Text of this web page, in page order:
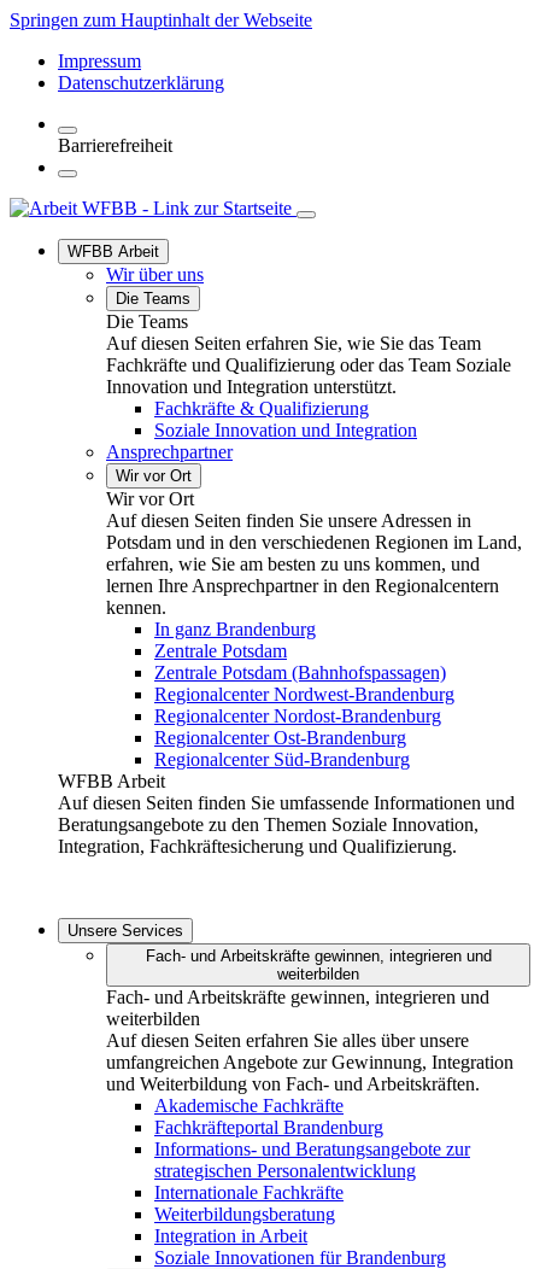
Springen zum Hauptinhalt der Webseite
Impressum
Datenschutzerklärung
Barrierefreiheit
WFBB Arbeit
Wir über uns
Die Teams
Die Teams
Auf diesen Seiten erfahren Sie, wie Sie das Team
Fachkräfte und Qualifizierung oder das Team Soziale
Innovation und Integration unterstützt.
Fachkräfte & Qualifizierung
Soziale Innovation und Integration
Ansprechpartner
Wir vor Ort
Wir vor Ort
Auf diesen Seiten finden Sie unsere Adressen in
Potsdam und in den verschiedenen Regionen im Land,
erfahren, wie Sie am besten zu uns kommen, und
lernen Ihre Ansprechpartner in den Regionalcentern
kennen.
In ganz Brandenburg
Zentrale Potsdam
Zentrale Potsdam (Bahnhofspassagen)
Regionalcenter Nordwest-Brandenburg
Regionalcenter Nordost-Brandenburg
Regionalcenter Ost-Brandenburg
Regionalcenter Süd-Brandenburg
WFBB Arbeit
Auf diesen Seiten finden Sie umfassende Informationen und
Beratungsangebote zu den Themen Soziale Innovation,
Integration, Fachkräftesicherung und Qualifizierung.
Unsere Services
Fach- und Arbeitskräfte gewinnen, integrieren und
weiterbilden
Fach- und Arbeitskräfte gewinnen, integrieren und
weiterbilden
Auf diesen Seiten erfahren Sie alles über unsere
umfangreichen Angebote zur Gewinnung, Integration
und Weiterbildung von Fach- und Arbeitskräften.
Akademische Fachkräfte
Fachkräfteportal Brandenburg
Informations- und Beratungsangebote zur
strategischen Personalentwicklung
Internationale Fachkräfte
Weiterbildungsberatung
Integration in Arbeit
Soziale Innovationen für Brandenburg